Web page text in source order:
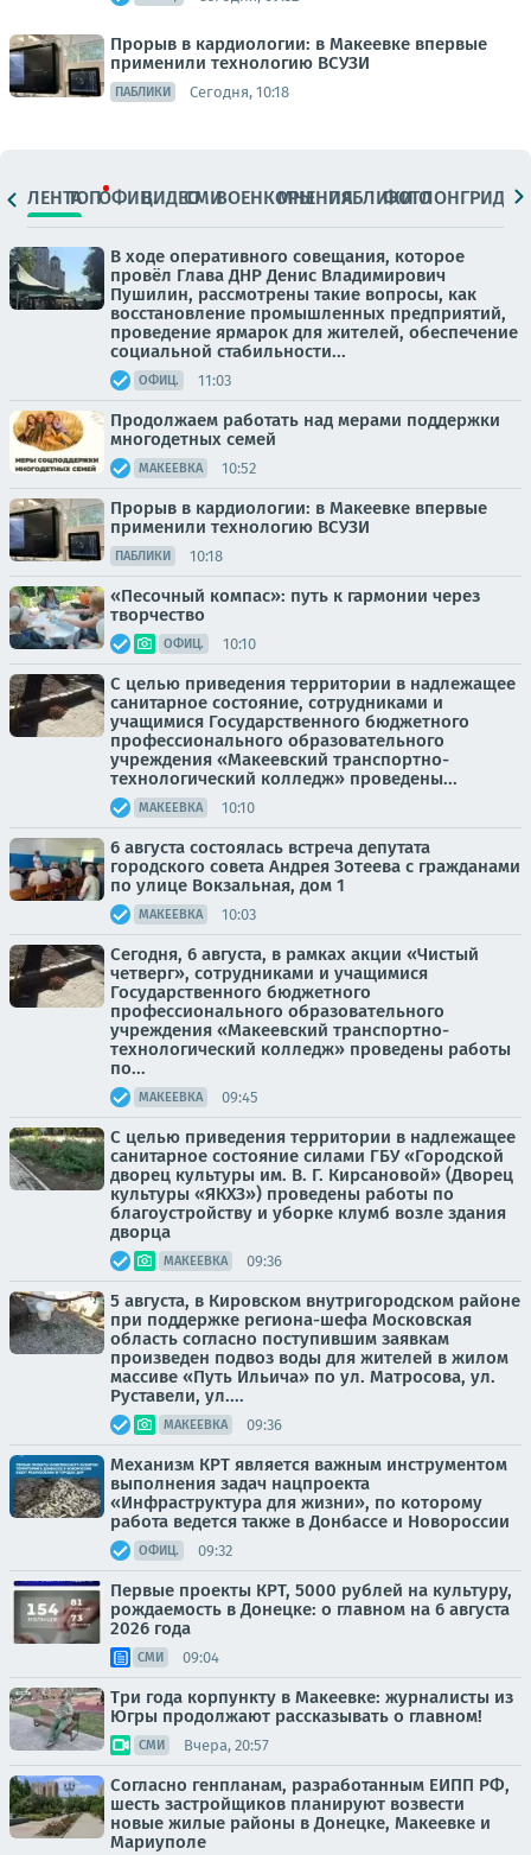
Прорыв в кардиологии: в Макеевке впервые
применили технологию ВСУЗИ
ПАБЛИКИ Сегодня, 10:18
ЛЕНТАТОПОФИЦ.ВИДЕОСМИВОЕНКОРЫМНЕНИЯПАБЛИКИ
ФОТОЛОНГРИДЫ
В ходе оперативного совещания, которое
провёл Глава ДНР Денис Владимирович
Пушилин, рассмотрены такие вопросы, как
восстановление промышленных предприятий,
проведение ярмарок для жителей, обеспечение
социальной стабильности...
ОФИЦ. 11:03
Продолжаем работать над мерами поддержки
многодетных семей
МАКЕЕВКА 10:52
Прорыв в кардиологии: в Макеевке впервые
применили технологию ВСУЗИ
ПАБЛИКИ 10:18
«Песочный компас»: путь к гармонии через
творчество
ОФИЦ. 10:10
С целью приведения территории в надлежащее
санитарное состояние, сотрудниками и
учащимися Государственного бюджетного
профессионального образовательного
учреждения «Макеевский транспортно-
технологический колледж» проведены...
МАКЕЕВКА 10:10
6 августа состоялась встреча депутата
городского совета Андрея Зотеева с гражданами
по улице Вокзальная, дом 1
МАКЕЕВКА 10:03
Сегодня, 6 августа, в рамках акции «Чистый
четверг», сотрудниками и учащимися
Государственного бюджетного
профессионального образовательного
учреждения «Макеевский транспортно-
технологический колледж» проведены работы
по...
МАКЕЕВКА 09:45
С целью приведения территории в надлежащее
санитарное состояние силами ГБУ «Городской
дворец культуры им. В. Г. Кирсановой» (Дворец
культуры «ЯКХЗ») проведены работы по
благоустройству и уборке клумб возле здания
дворца
МАКЕЕВКА 09:36
5 августа, в Кировском внутригородском районе
при поддержке региона-шефа Московская
область согласно поступившим заявкам
произведен подвоз воды для жителей в жилом
массиве «Путь Ильича» по ул. Матросова, ул.
Руставели, ул....
МАКЕЕВКА 09:36
Механизм КРТ является важным инструментом
выполнения задач нацпроекта
«Инфраструктура для жизни», по которому
работа ведется также в Донбассе и Новороссии
ОФИЦ. 09:32
Первые проекты КРТ, 5000 рублей на культуру,
рождаемость в Донецке: о главном на 6 августа
2026 года
СМИ 09:04
Три года корпункту в Макеевке: журналисты из
Югры продолжают рассказывать о главном!
СМИ Вчера, 20:57
Согласно генпланам, разработанным ЕИПП РФ,
шесть застройщиков планируют возвести
новые жилые районы в Донецке, Макеевке и
Мариуполе